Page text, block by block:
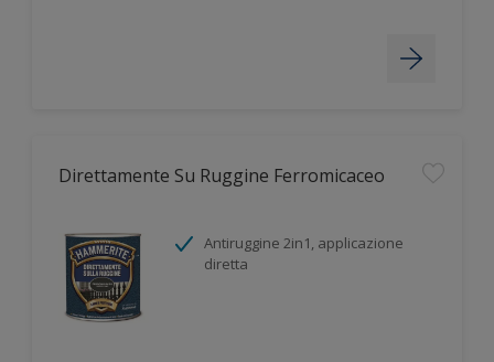
Direttamente Su Ruggine Ferromicaceo
Antiruggine 2in1, applicazione
diretta